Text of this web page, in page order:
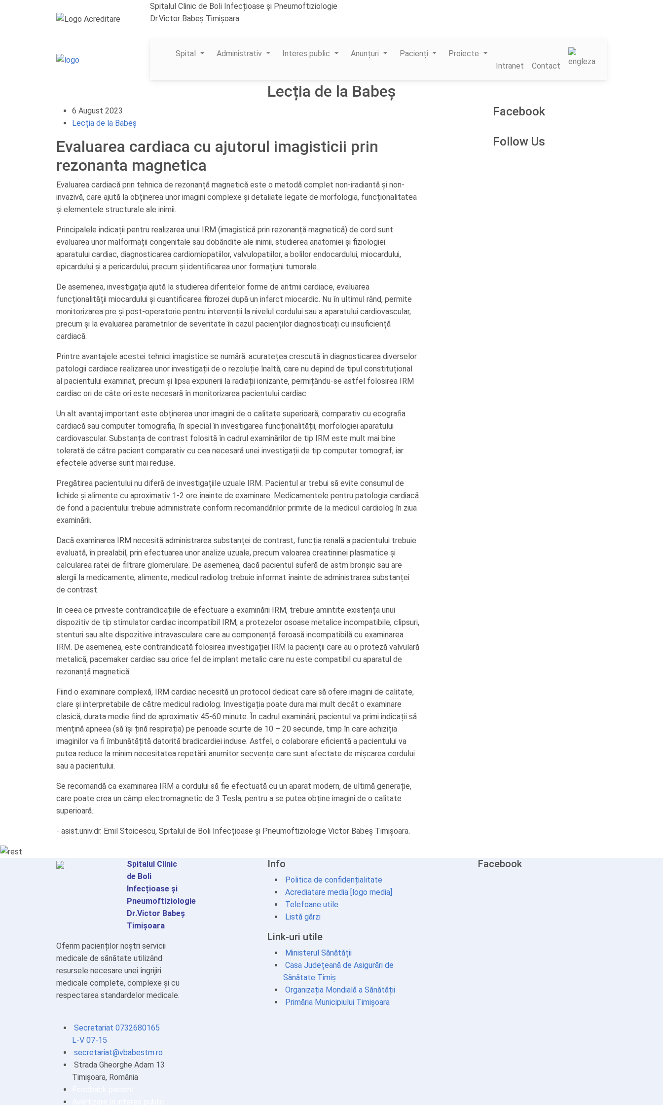
Spitalul Clinic de Boli Infecțioase și Pneumoftiziologie
Dr.Victor Babeș Timișoara
Spital Administrativ Interes public Anunțuri Pacienți
Proiecte
Intranet
Contact
Lecția de la Babeș
6 August 2023
Lecția de la Babeș
Evaluarea cardiaca cu ajutorul imagisticii prin
rezonanta magnetica
Evaluarea cardiacă prin tehnica de rezonanță magnetică este o metodă complet non-iradiantă și non-
invazivă, care ajută la obținerea unor imagini complexe și detaliate legate de morfologia, funcționalitatea
și elementele structurale ale inimii.
Principalele indicații pentru realizarea unui IRM (imagistică prin rezonanță magnetică) de cord sunt
evaluarea unor malformații congenitale sau dobândite ale inimii, studierea anatomiei și fiziologiei
aparatului cardiac, diagnosticarea cardiomiopatiilor, valvulopatiilor, a bolilor endocardului, miocardului,
epicardului și a pericardului, precum și identificarea unor formațiuni tumorale.
De asemenea, investigația ajută la studierea diferitelor forme de aritmii cardiace, evaluarea
funcționalității miocardului și cuantificarea fibrozei după un infarct miocardic. Nu în ultimul rând, permite
monitorizarea pre și post-operatorie pentru intervenții la nivelul cordului sau a aparatului cardiovascular,
precum și la evaluarea parametrilor de severitate în cazul pacienților diagnosticați cu insuficiență
cardiacă.
Printre avantajele acestei tehnici imagistice se numără: acuratețea crescută în diagnosticarea diverselor
patologii cardiace realizarea unor investigații de o rezoluție înaltă, care nu depind de tipul constituțional
al pacientului examinat, precum și lipsa expunerii la radiații ionizante, permițându-se astfel folosirea IRM
cardiac ori de câte ori este necesară în monitorizarea pacientului cardiac.
Un alt avantaj important este obținerea unor imagini de o calitate superioară, comparativ cu ecografia
cardiacă sau computer tomografia, în special în investigarea funcționalității, morfologiei aparatului
cardiovascular. Substanța de contrast folosită în cadrul examinărilor de tip IRM este mult mai bine
tolerată de către pacient comparativ cu cea necesară unei investigații de tip computer tomograf, iar
efectele adverse sunt mai reduse.
Pregătirea pacientului nu diferă de investigațiile uzuale IRM. Pacientul ar trebui să evite consumul de
lichide și alimente cu aproximativ 1-2 ore înainte de examinare. Medicamentele pentru patologia cardiacă
de fond a pacientului trebuie administrate conform recomandărilor primite de la medicul cardiolog în ziua
examinării.
Dacă examinarea IRM necesită administrarea substanței de contrast, funcția renală a pacientului trebuie
evaluată, în prealabil, prin efectuarea unor analize uzuale, precum valoarea creatininei plasmatice și
calcularea ratei de filtrare glomerulare. De asemenea, dacă pacientul suferă de astm bronșic sau are
alergii la medicamente, alimente, medicul radiolog trebuie informat înainte de administrarea substanței
de contrast.
In ceea ce priveste contraindicațiile de efectuare a examinării IRM, trebuie amintite existența unui
dispozitiv de tip stimulator cardiac incompatibil IRM, a protezelor osoase metalice incompatibile, clipsuri,
stenturi sau alte dispozitive intravasculare care au componență feroasă incompatibilă cu examinarea
IRM. De asemenea, este contraindicată folosirea investigației IRM la pacienții care au o proteză valvulară
metalică, pacemaker cardiac sau orice fel de implant metalic care nu este compatibil cu aparatul de
rezonanță magnetică.
Fiind o examinare complexă, IRM cardiac necesită un protocol dedicat care să ofere imagini de calitate,
clare și interpretabile de către medicul radiolog. Investigația poate dura mai mult decât o examinare
clasică, durata medie fiind de aproximativ 45-60 minute. În cadrul examinării, pacientul va primi indicații să
mențină apneea (să își țină respirația) pe perioade scurte de 10 – 20 secunde, timp în care achiziția
imaginilor va fi îmbunătățită datorită bradicardiei induse. Astfel, o colaborare eficientă a pacientului va
putea reduce la minim necesitatea repetării anumitor secvențe care sunt afectate de mișcarea cordului
sau a pacientului.
Se recomandă ca examinarea IRM a cordului să fie efectuată cu un aparat modern, de ultimă generație,
care poate crea un câmp electromagnetic de 3 Tesla, pentru a se putea obține imagini de o calitate
superioară.
- asist.univ.dr. Emil Stoicescu, Spitalul de Boli Infecțioase și Pneumoftiziologie Victor Babeș Timișoara.
Facebook
Follow Us
Spitalul Clinic
de Boli
Infecțioase și
Pneumoftiziologie
Dr.Victor Babeș
Timișoara
Oferim pacienților noștri servicii
medicale de sănătate utilizând
resursele necesare unei îngrijiri
medicale complete, complexe și cu
respectarea standardelor medicale.
Secretariat 0732680165
L-V 07-15
secretariat@vbabestm.ro
Strada Gheorghe Adam 13
Timișoara, România
Info
Politica de confidențialitate
Acrediatare media[logo media]
Telefoane utile
Listă gărzi
Link-uri utile
Ministerul Sănătății
Casa Județeană de Asigurări de
Sănătate Timiș
Organizația Mondială a Sănătății
Primăria Municipiului Timișoara
Facebook